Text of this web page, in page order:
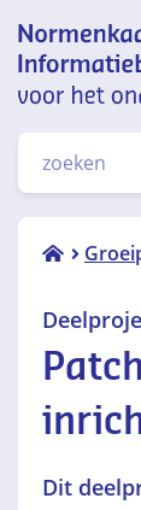
en privacy
inrichten
Dit